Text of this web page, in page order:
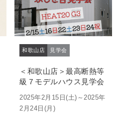
和歌山店 見学会
＜和歌山店＞最高断熱等
級７モデルハウス見学会
2025年2月15日(土)～2025年
2月24日(月)